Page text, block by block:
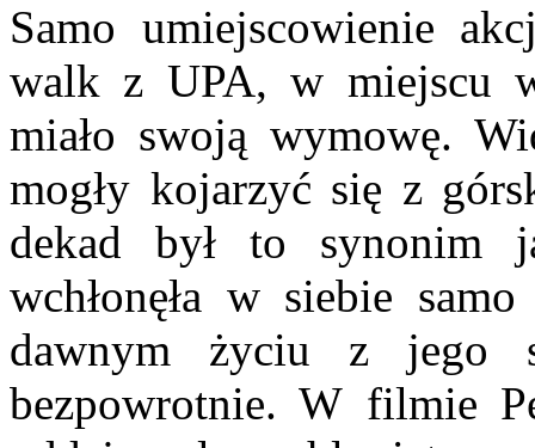
Samo umiejscowienie
walk z UPA, w miejscu
miało swoją wymowę.
mogły kojarzyć się z
dekad był to synonim
wchłonęła w siebie
dawnym życiu z jego
bezpowrotnie. W filmie